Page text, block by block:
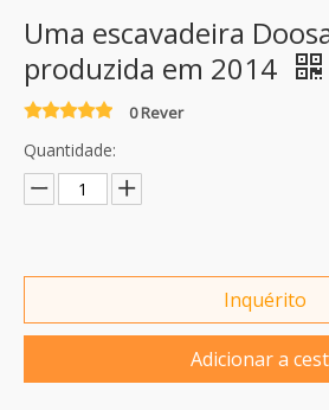
Uma escavadeira
produzida em 2014
0 Rever
Quantidade:
Inquérito
Adicionar a